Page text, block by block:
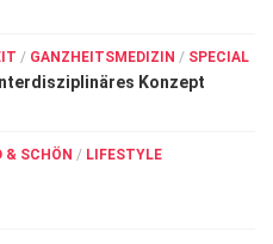
/ GANZHEITSMEDIZIN / SPECIAL
Konzept
& SCHÖN / LIFESTYLE